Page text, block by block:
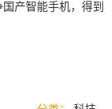
产智能手机，得到